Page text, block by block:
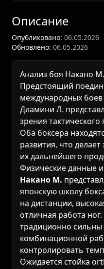
Описание
Опубликовано: 06.05.2026
Обновлено: 06.05.2026
Анализ боя Накано
Предстоящий
международных боев
Дламини Л.
зрения
Оба боксера
развития, что
их дальнейшего
Физические данные
Накано М.
японскую школу
на дистанции,
отличная работа
традиционно сильны
комбинационной
контролировать
Ожидается стойка